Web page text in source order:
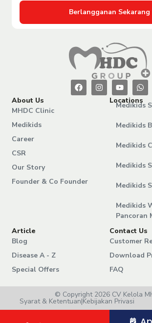
Berlangganan Sekarang
About Us
MHDC Clinic
Medikids
Career
CSR
Our Story
Founder & Co Founder
Locations
Medikids
Medikids
Medikids
Medikids
Medikids
Medikids
Pancoran
Article
Blog
Disease A - Z
Special Offers
Contact Us
Customer
Download
FAQ
© Copyright 2026 CV Kelola
Syarat & Ketentuan|Kebijakan Privasi